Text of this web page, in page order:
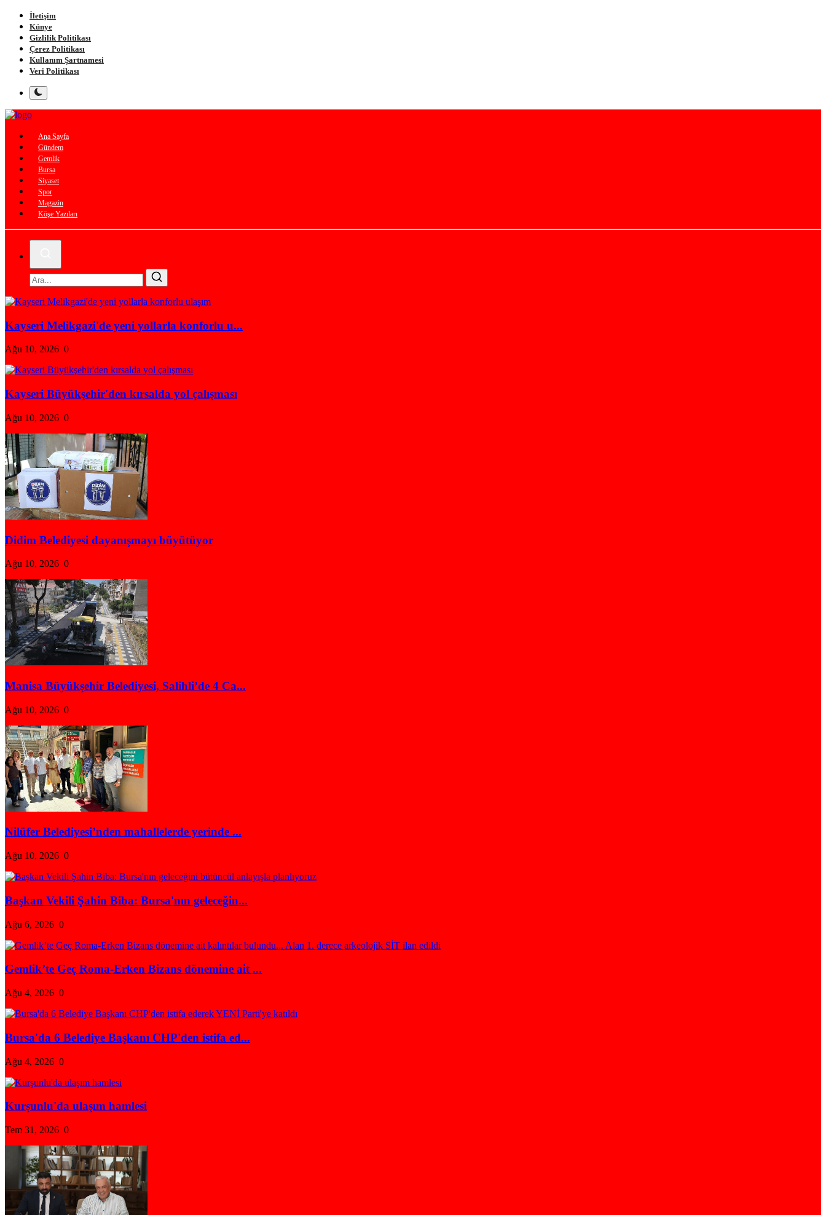
İletişim
Künye
Gizlilik Politikası
Çerez Politikası
Kullanım Şartnamesi
Veri Politikası
Ana Sayfa
Gündem
Gemlik
Bursa
Siyaset
Spor
Magazin
Köşe Yazıları
Kayseri Melikgazi'de yeni yollarla konforlu u...
Ağu 10, 2026 0
Kayseri Büyükşehir'den kırsalda yol çalışması
Ağu 10, 2026 0
Didim Belediyesi dayanışmayı büyütüyor
Ağu 10, 2026 0
Manisa Büyükşehir Belediyesi, Salihli’de 4 Ca...
Ağu 10, 2026 0
Nilüfer Belediyesi’nden mahallelerde yerinde ...
Ağu 10, 2026 0
Başkan Vekili Şahin Biba: Bursa'nın geleceğin...
Ağu 6, 2026 0
Gemlik’te Geç Roma-Erken Bizans dönemine ait ...
Ağu 4, 2026 0
Bursa'da 6 Belediye Başkanı CHP'den istifa ed...
Ağu 4, 2026 0
Kurşunlu'da ulaşım hamlesi
Tem 31, 2026 0